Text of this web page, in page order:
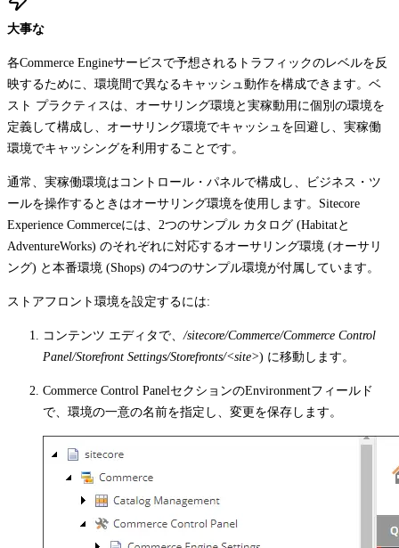
大事な
各Commerce Engineサービスで予想されるトラフィックのレベルを反
映するために、環境間で異なるキャッシュ動作を構成できます。ベ
スト プラクティスは、オーサリング環境と実稼動用に個別の環境を
定義して構成し、オーサリング環境でキャッシュを回避し、実稼働
環境でキャッシングを利用することです。
通常、実稼働環境はコントロール・パネルで構成し、ビジネス・ツ
ールを操作するときはオーサリング環境を使用します。Sitecore
Experience Commerceには、2つのサンプル カタログ (Habitatと
AdventureWorks) のそれぞれに対応するオーサリング環境 (オーサリ
ング) と本番環境 (Shops) の4つのサンプル環境が付属しています。
ストアフロント環境を設定するには:
コンテンツ エディタで、 /sitecore/Commerce/Commerce Control
Panel/Storefront Settings/Storefronts/<site>) に移動します。
Commerce Control Panel セクションのEnvironmentフィールド
で、環境の一意の名前を指定し、変更を保存します。